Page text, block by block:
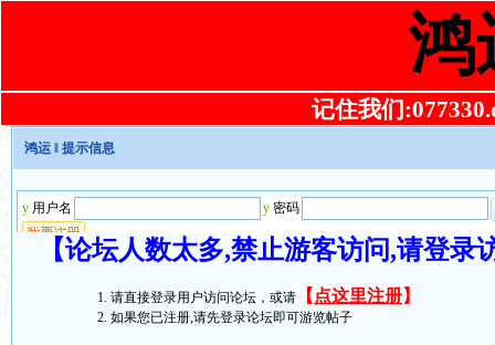
鸿
记住我们
鸿运 ‖ 提示信息
【论坛人数太多,禁止游客访问,请登
请直接登录用户访问论坛，或请 【 点这里注册】
如果您已注册,请先登录论坛即可游览帖子